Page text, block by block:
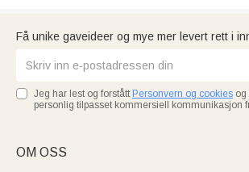
Få unike gaveideer og mye mer levert rett i
Jeg har lest og forstått Personvern og cookies og
personlig tilpasset kommersiell kommunikasjon
OM OSS